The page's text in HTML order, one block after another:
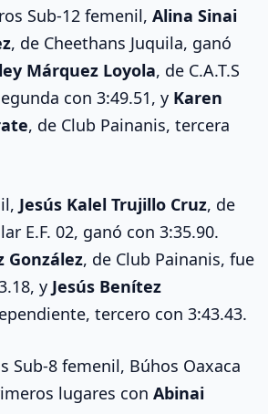
Sub-12 femenil, Alina Sinai
, de Cheethans Juquila, ganó
Márquez Loyola, de C.A.T.S
con 3:49.51, y Karen
, de Club Painanis, tercera
Jesús Kalel Trujillo Cruz, de
E.F. 02, ganó con 3:35.90.
González, de Club Painanis, fue
y Jesús Benítez
tercero con 3:43.43.
Sub-8 femenil, Búhos Oaxaca
lugares con Abinai